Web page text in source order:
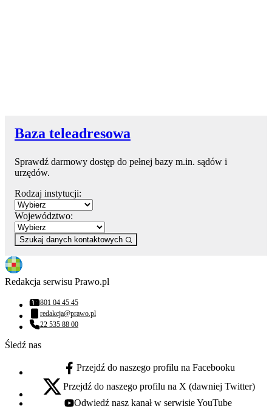
Baza teleadresowa
Sprawdź darmowy dostęp do pełnej bazy m.in. sądów i
urzędów.
Rodzaj instytucji:
Województwo:
Szukaj danych kontaktowych
Redakcja serwisu Prawo.pl
Numer telefonu:
801 04 45 45
Adres email:
redakcja@prawo.pl
Numer telefonu:
22 535 88 00
Śledź nas
facebook - otwiera się w nowej karcie
Przejdź do naszego profilu na Facebooku
x - otwiera się w nowej karcie
Przejdź do naszego profilu na X (dawniej Twitter)
youtube - otwiera się w nowej karcie
Odwiedź nasz kanał w serwisie YouTube